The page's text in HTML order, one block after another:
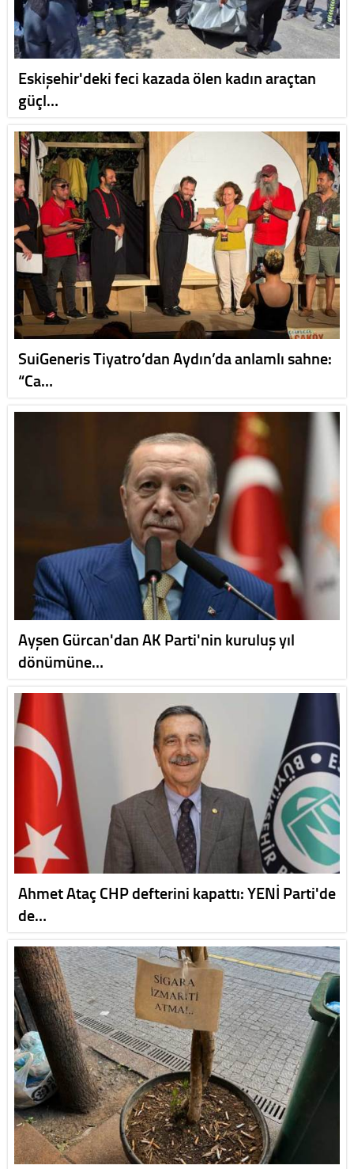
Eskişehir'deki feci kazada ölen kadın araçtan
güçl…
SuiGeneris Tiyatro’dan Aydın’da anlamlı sahne:
“Ca…
Ayşen Gürcan'dan AK Parti'nin kuruluş yıl
dönümüne…
Ahmet Ataç CHP defterini kapattı: YENİ Parti'de
de…